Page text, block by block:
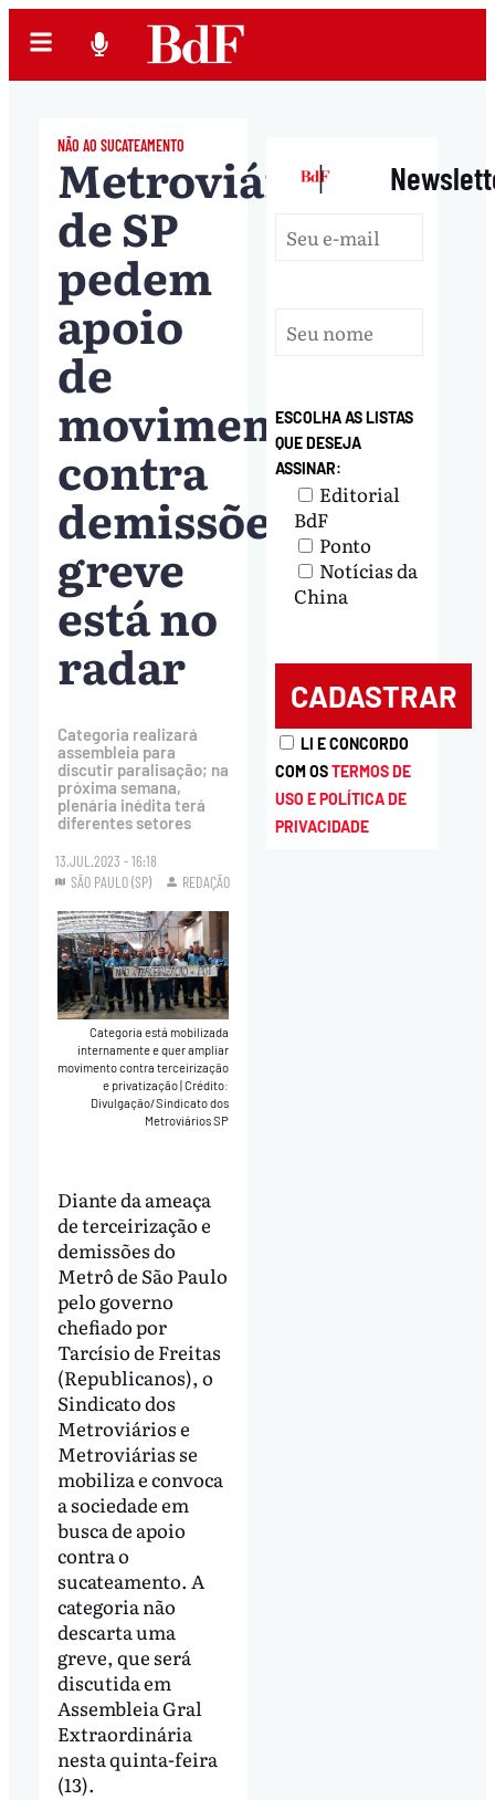
NÃO AO SUCATEAMENTO
Metroviários
de SP
pedem
apoio
de
movimentos
contra
demissões;
greve
está no
radar
Categoria realizará
assembleia para
discutir paralisação; na
próxima semana,
plenária inédita terá
diferentes setores
13.JUL.2023 - 16:18
SÃO PAULO (SP)
REDAÇÃO
Categoria está mobilizada
internamente e quer ampliar
movimento contra terceirização
e privatização Crédito:
Divulgação/Sindicato dos
Metroviários SP
Diante da ameaça
de terceirização e
demissões do
Metrô de São Paulo
pelo governo
chefiado por
Tarcísio de Freitas
(Republicanos), o
Sindicato dos
Metroviários e
Metroviárias se
mobiliza e convoca
a sociedade em
busca de apoio
contra o
sucateamento. A
categoria não
descarta uma
greve, que será
discutida em
Assembleia Gral
Extraordinária
nesta quinta-feira
(13).
|
ESCOLHA AS LISTAS
QUE DESEJA
ASSINAR:
Editorial
BdF
Ponto
Notícias da
China
LI E CONCORDO
COM OSTERMOS DE
USO E POLÍTICA DE
PRIVACIDADE